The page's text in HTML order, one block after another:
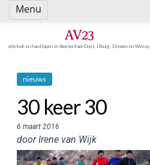
Spring
naar
AV23
atletiek en hardlopen in Amsterdam-Oost, IJburg, Diemen en Weesp
nieuws
30 keer 30
6 maart 2016
door Irene van Wijk
Menu